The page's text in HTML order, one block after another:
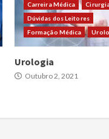
Carreira Médica
Dúvidas dos Leitores
Formação Médica
Urologia
Outubro 2, 2021